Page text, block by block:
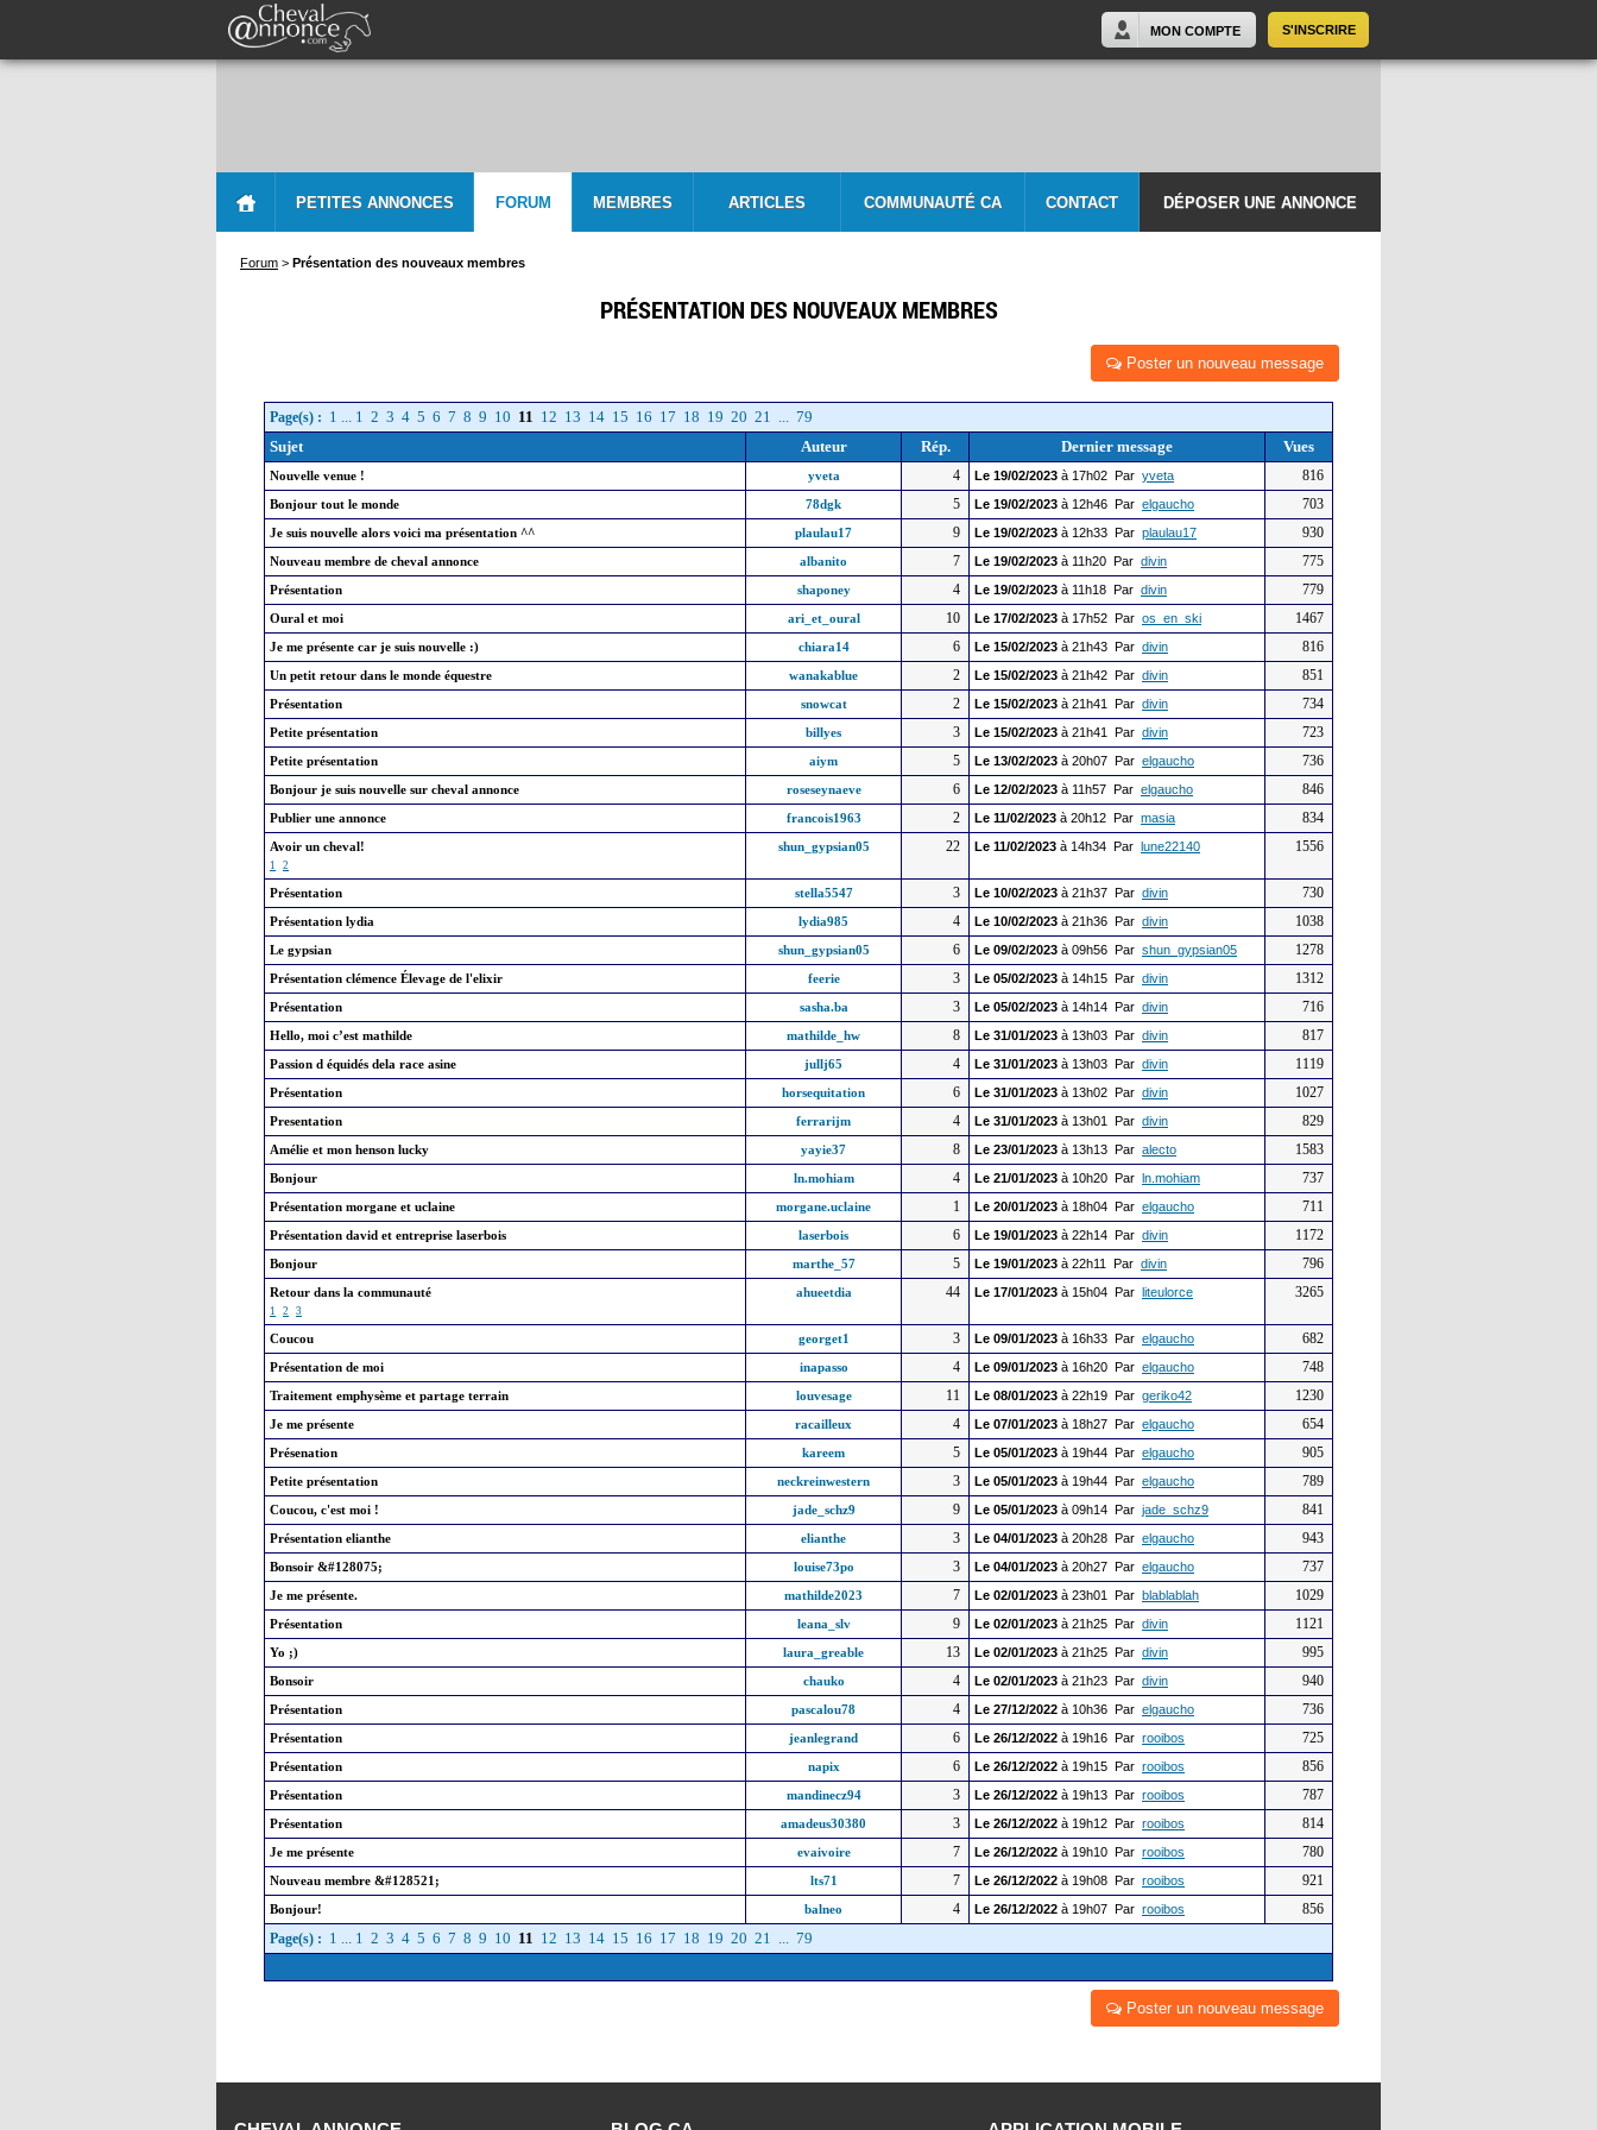
S'INSCRIRE
MON COMPTE
PETITES ANNONCES FORUM MEMBRES ARTICLES COMMUNAUTÉ CA CONTACT DÉPOSER UNE ANNONCE
Forum > Présentation des nouveaux membres
PRÉSENTATION DES NOUVEAUX MEMBRES
Poster un nouveau message
Page(s) : 1 ... 1 2 3 4 5 6 7 8 9 10 11 12 13 14 15 16 17 18 19 20 21 ... 79
Sujet
Auteur Rép. Dernier message Vues
Nouvelle venue ! yveta 4 Le 19/02/2023 à 17h02 Par yveta 816
Bonjour tout le monde 78dgk 5 Le 19/02/2023 à 12h46 Par elgaucho 703
Je suis nouvelle alors voici ma présentation ^^ plaulau17 9 Le 19/02/2023 à 12h33 Par plaulau17 930
Nouveau membre de cheval annonce albanito 7 Le 19/02/2023 à 11h20 Par divin 775
Présentation shaponey 4 Le 19/02/2023 à 11h18 Par divin 779
Oural et moi ari_et_oural 10 Le 17/02/2023 à 17h52 Par os_en_ski 1467
Je me présente car je suis nouvelle :) chiara14 6 Le 15/02/2023 à 21h43 Par divin 816
Un petit retour dans le monde équestre wanakablue 2 Le 15/02/2023 à 21h42 Par divin 851
Présentation snowcat 2 Le 15/02/2023 à 21h41 Par divin 734
Petite présentation billyes 3 Le 15/02/2023 à 21h41 Par divin 723
Petite présentation aiym 5 Le 13/02/2023 à 20h07 Par elgaucho 736
Bonjour je suis nouvelle sur cheval annonce roseseynaeve 6 Le 12/02/2023 à 11h57 Par elgaucho 846
Publier une annonce francois1963 2 Le 11/02/2023 à 20h12 Par masia 834
Avoir un cheval!
1 2
shun_gypsian05 22 Le 11/02/2023 à 14h34 Par lune22140 1556
Présentation stella5547 3 Le 10/02/2023 à 21h37 Par divin 730
Présentation lydia lydia985 4 Le 10/02/2023 à 21h36 Par divin 1038
Le gypsian shun_gypsian05 6 Le 09/02/2023 à 09h56 Par shun_gypsian05 1278
Présentation clémence Élevage de l'elixir feerie 3 Le 05/02/2023 à 14h15 Par divin 1312
Présentation sasha.ba 3 Le 05/02/2023 à 14h14 Par divin 716
Hello, moi c’est mathilde mathilde_hw 8 Le 31/01/2023 à 13h03 Par divin 817
Passion d équidés dela race asine jullj65 4 Le 31/01/2023 à 13h03 Par divin 1119
Présentation horsequitation 6 Le 31/01/2023 à 13h02 Par divin 1027
Presentation ferrarijm 4 Le 31/01/2023 à 13h01 Par divin 829
Amélie et mon henson lucky yayie37 8 Le 23/01/2023 à 13h13 Par alecto 1583
Bonjour ln.mohiam 4 Le 21/01/2023 à 10h20 Par ln.mohiam 737
Présentation morgane et uclaine morgane.uclaine 1 Le 20/01/2023 à 18h04 Par elgaucho 711
Présentation david et entreprise laserbois laserbois 6 Le 19/01/2023 à 22h14 Par divin 1172
Bonjour marthe_57 5 Le 19/01/2023 à 22h11 Par divin 796
Retour dans la communauté
1 2 3
ahueetdia 44 Le 17/01/2023 à 15h04 Par liteulorce 3265
Coucou georget1 3 Le 09/01/2023 à 16h33 Par elgaucho 682
Présentation de moi inapasso 4 Le 09/01/2023 à 16h20 Par elgaucho 748
Traitement emphysème et partage terrain louvesage 11 Le 08/01/2023 à 22h19 Par geriko42 1230
Je me présente racailleux 4 Le 07/01/2023 à 18h27 Par elgaucho 654
Présenation kareem 5 Le 05/01/2023 à 19h44 Par elgaucho 905
Petite présentation neckreinwestern 3 Le 05/01/2023 à 19h44 Par elgaucho 789
Coucou, c'est moi ! jade_schz9 9 Le 05/01/2023 à 09h14 Par jade_schz9 841
Présentation elianthe elianthe 3 Le 04/01/2023 à 20h28 Par elgaucho 943
Bonsoir &#128075; louise73po 3 Le 04/01/2023 à 20h27 Par elgaucho 737
Je me présente. mathilde2023 7 Le 02/01/2023 à 23h01 Par blablablah 1029
Présentation leana_slv 9 Le 02/01/2023 à 21h25 Par divin 1121
Yo ;) laura_greable 13 Le 02/01/2023 à 21h25 Par divin 995
Bonsoir chauko 4 Le 02/01/2023 à 21h23 Par divin 940
Présentation pascalou78 4 Le 27/12/2022 à 10h36 Par elgaucho 736
Présentation jeanlegrand 6 Le 26/12/2022 à 19h16 Par rooibos 725
Présentation napix 6 Le 26/12/2022 à 19h15 Par rooibos 856
Présentation mandinecz94 3 Le 26/12/2022 à 19h13 Par rooibos 787
Présentation amadeus30380 3 Le 26/12/2022 à 19h12 Par rooibos 814
Je me présente evaivoire 7 Le 26/12/2022 à 19h10 Par rooibos 780
Nouveau membre &#128521; lts71 7 Le 26/12/2022 à 19h08 Par rooibos 921
Bonjour! balneo 4 Le 26/12/2022 à 19h07 Par rooibos
856
Page(s) : 1 ... 1 2 3 4 5 6 7 8 9 10 11 12 13 14 15 16 17 18 19 20 21 ... 79
Poster un nouveau message